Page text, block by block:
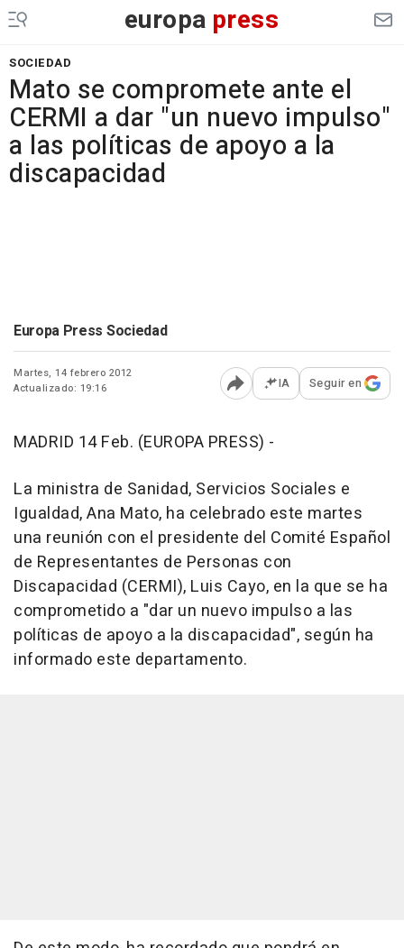
europa press
SOCIEDAD
Mato se compromete ante el
CERMI a dar "un nuevo impulso"
a las políticas de apoyo a la
discapacidad
Europa Press Sociedad
Martes, 14 febrero 2012
Actualizado: 19:16
Abrir opciones para
IA Seguir en
MADRID 14 Feb. (EUROPA PRESS) -
La ministra de Sanidad, Servicios Sociales e
Igualdad, Ana Mato, ha celebrado este martes
una reunión con el presidente del Comité Español
de Representantes de Personas con
Discapacidad (CERMI), Luis Cayo, en la que se ha
comprometido a "dar un nuevo impulso a las
políticas de apoyo a la discapacidad", según ha
informado este departamento.